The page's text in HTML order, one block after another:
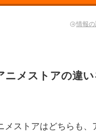
情報
ニメストアの違
メストアはどちらも、